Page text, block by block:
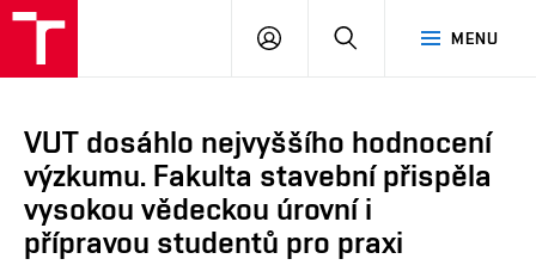
Brno
MENU
PŘIHLÁSIT
VUT dosáhlo nejvyššího hodnocení
výzkumu. Fakulta stavební přispěla
vysokou vědeckou úrovní i
přípravou studentů pro praxi